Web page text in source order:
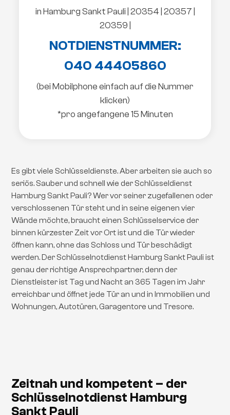
in Hamburg Sankt Pauli | 20354 | 20357 |
20359 |
NOTDIENSTNUMMER:
040 44405860
(bei Mobilphone einfach auf die Nummer
klicken)
*pro angefangene 15 Minuten
Es gibt viele Schlüsseldienste. Aber arbeiten sie auch so
seriös. Sauber und schnell wie der Schlüsseldienst
Hamburg Sankt Pauli? Wer vor seiner zugefallenen oder
verschlossenen Tür steht und in seine eigenen vier
Wände möchte, braucht einen Schlüsselservice der
binnen kürzester Zeit vor Ort ist und die Tür wieder
öffnen kann, ohne das Schloss und Tür beschädigt
werden. Der Schlüsselnotdienst Hamburg Sankt Pauli ist
genau der richtige Ansprechpartner, denn der
Dienstleister ist Tag und Nacht an 365 Tagen im Jahr
erreichbar und öffnet jede Tür an und in Immobilien und
Wohnungen, Autotüren, Garagentore und Tresore.
Zeitnah und kompetent – der
Schlüsselnotdienst Hamburg
Sankt Pauli